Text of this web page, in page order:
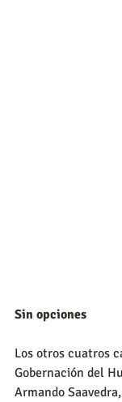
Sin opciones
Los otros cuatros
Gobernación del
Armando